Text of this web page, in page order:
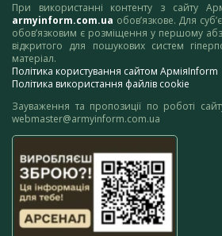
При використанні контенту з сайту
armyinform.com.ua обов’язкове. Для
обов’язковим є розміщення у першому
відкритого для пошукових систем
матеріал.
Політика користування сайтом АрміяInform
Політика використання файлів cookie
Зауваження та пропозиції по роботі
webmaster@armyinform.com.ua